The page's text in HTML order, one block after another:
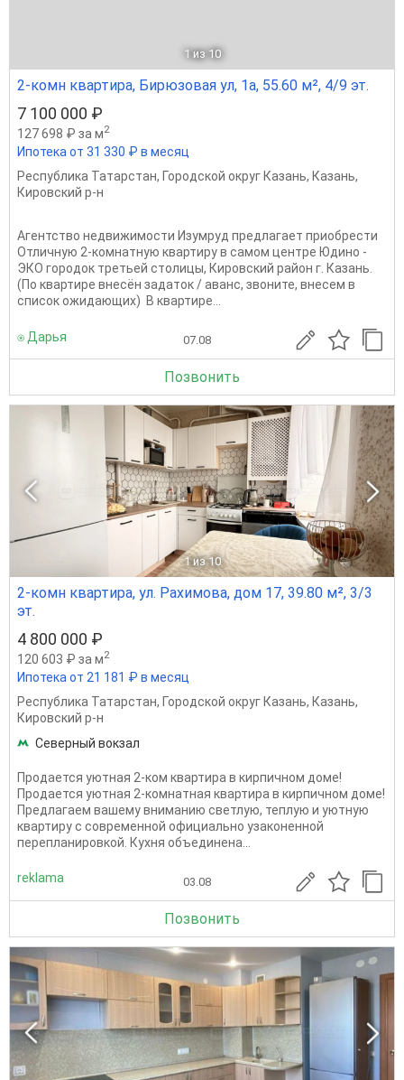
1 из 10
2-комн квартира, Бирюзовая ул, 1а, 55.60 м², 4/9 эт.
7 100 000 ₽
127 698 ₽ за м2
Ипотека от 31 330 ₽ в месяц
Республика Татарстан, Городской округ Казань, Казань,
Кировский р-н
Агентство недвижимости Изумруд предлагает приобрести
Отличную 2-комнатную квартиру в самом центре Юдино -
ЭКО городок третьей столицы, Кировский район г. Казань.
(По квартире внесён задаток / аванс, звоните, внесем в
список ожидающих) В квартире...
⍟ Дарья 07.08
Позвонить
1 из 10
2-комн квартира, ул. Рахимова, дом 17, 39.80 м², 3/3
эт.
4 800 000 ₽
120 603 ₽ за м2
Ипотека от 21 181 ₽ в месяц
Республика Татарстан, Городской округ Казань, Казань,
Кировский р-н
Северный вокзал
Продается уютная 2-ком квартира в кирпичном доме!
Продается уютная 2-комнатная квартира в кирпичном доме!
Предлагаем вашему вниманию светлую, теплую и уютную
квартиру с современной официально узаконенной
перепланировкой. Кухня объединена...
reklama 03.08
Позвонить